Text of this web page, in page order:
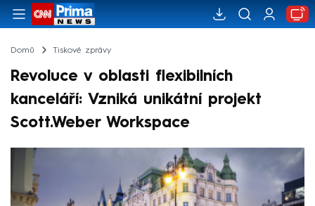
Domů Tiskové zprávy
Revoluce v oblasti flexibilních
kanceláří: Vzniká unikátní projekt
Scott.Weber Workspace